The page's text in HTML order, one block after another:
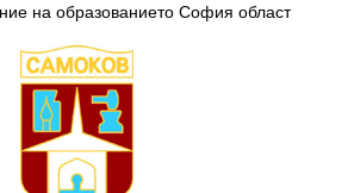
на образованието София област